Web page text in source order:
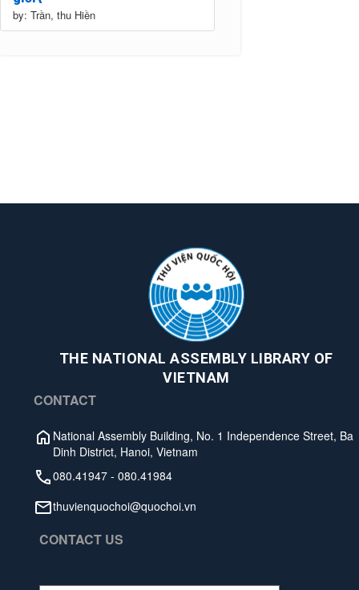
by: Trần, thu Hiền
THE NATIONAL ASSEMBLY LIBRARY OF
VIETNAM
CONTACT
National Assembly Building, No. 1 Independence Street, Ba
Dinh District, Hanoi, Vietnam
080.41947 - 080.41984
thuvienquochoi@quochoi.vn
CONTACT US